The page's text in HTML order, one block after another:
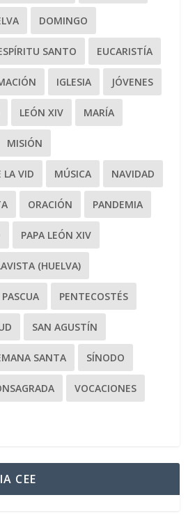
DOMINGO
SANTO EUCARISTÍA
IGLESIA JÓVENES
LEÓN XIV MARÍA
MISIÓN
LA VID MÚSICA NAVIDAD
ORACIÓN PANDEMIA
PAPA LEÓN XIV
(HUELVA)
PASCUA PENTECOSTÉS
SAN AGUSTÍN
SANTA SÍNODO
VOCACIONES
CEE